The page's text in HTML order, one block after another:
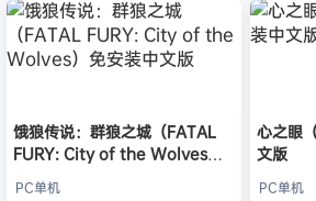
饿狼传说：群狼之城（FATAL
FURY: City of the Wolves）
PC单机
心之眼
文版
PC单机